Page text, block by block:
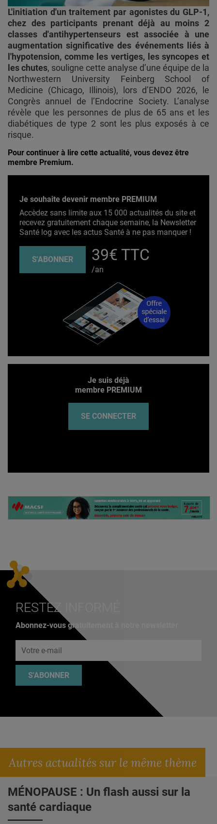
L'initiation d'un traitement par agonistes du GLP-1,
chez des participants prenant déjà au moins 2
classes d'antihypertenseurs est associée à une
augmentation significative des événements liés à
l'hypotension, comme les vertiges, les syncopes et
les chutes, souligne cette analyse d’une équipe de la
Northwestern University Feinberg School of
Medicine (Chicago, Illinois), lors d’ENDO 2026, le
Congrès annuel de l’Endocrine Society. L’analyse
révèle que les personnes de plus de 65 ans et les
diabétiques de type 2 sont les plus exposés à ce
risque.
Pour continuer à lire cette actualité, vous devez être
membre Premium.
Je souhaite devenir membre PREMIUM
Accèdez sans limite aux 15 000 actualités du site et
recevez gratuitement chaque semaine, la Newsletter
Santé log avec les actus Santé à ne pas manquer !
S'ABONNER 39€ TTC
/an
Je suis déjà
membre PREMIUM
SE CONNECTER
RESTEZ INFORMÉ
Abonnez-vous gratuitement à notre newsletter
S'ABONNER
Autres actualités sur le même thème
MÉNOPAUSE : Un flash aussi sur la
santé cardiaque